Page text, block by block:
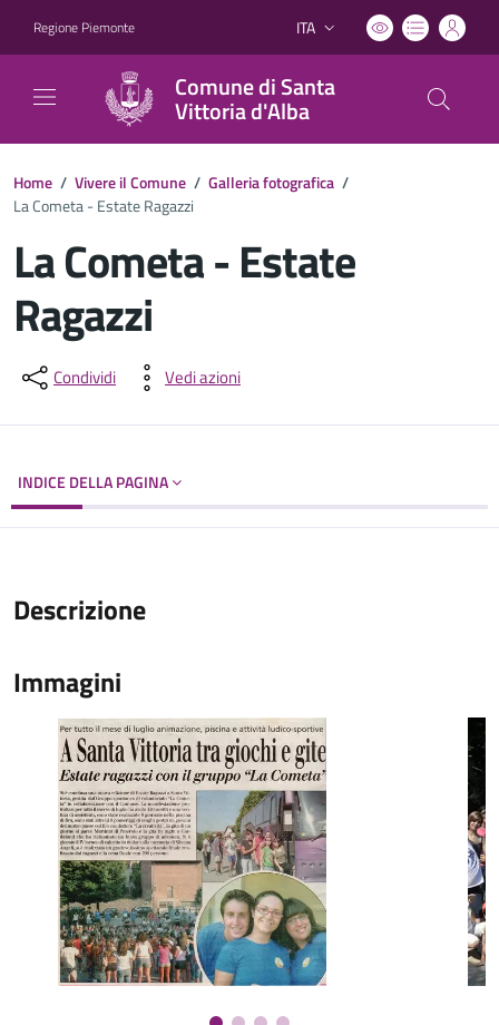
Regione Piemonte Lingua attiva:
ITA
Comune di Santa
Vittoria d'Alba
Home / Vivere il Comune / Galleria fotografica /
La Cometa - Estate Ragazzi
La Cometa - Estate
Ragazzi
Dettagli del documento
Condividi Vedi azioni
INDICE DELLA PAGINA
Descrizione
Immagini